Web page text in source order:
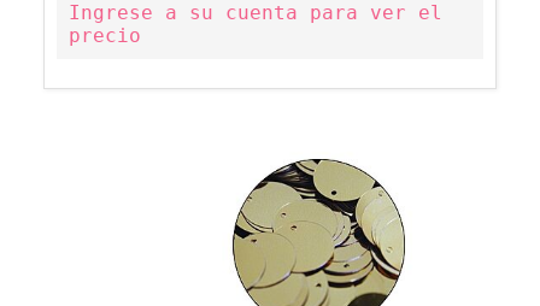
Ingrese a su cuenta para ver el
precio